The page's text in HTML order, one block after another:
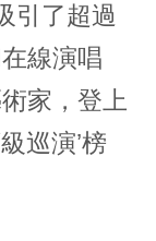
引了超過
線演唱
家，登上
巡演’榜